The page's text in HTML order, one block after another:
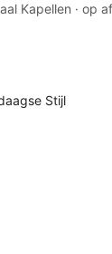
Kapellen · op
Stijl